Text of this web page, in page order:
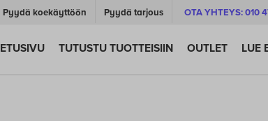
Pyydä koekäyttöön Pyydä tarjous OTA YHTEYS: 010
ETUSIVU TUTUSTU TUOTTEISIIN OUTLET LUE